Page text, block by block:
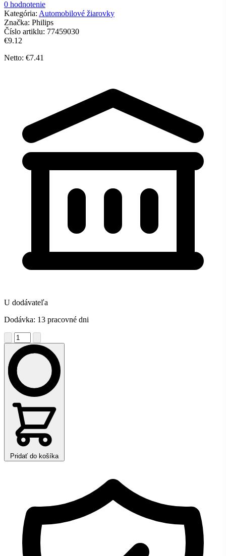
0 hodnotenie
Kategória: Automobilové žiarovky
Značka: Philips
Číslo artiklu: 77459030
€9.12
Netto: €7.41
U dodávateľa
Dodávka: 13 pracovné dni
Pridať do košíka